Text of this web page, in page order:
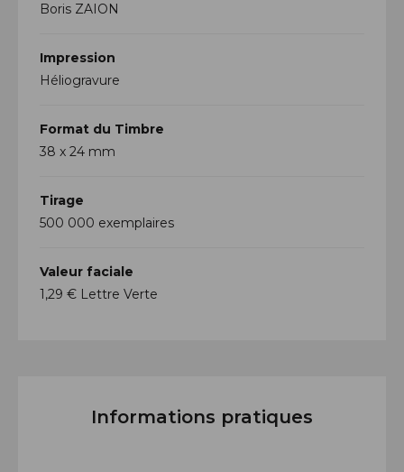
Boris ZAION
Impression
Héliogravure
Format du Timbre
38 x 24 mm
Tirage
500 000 exemplaires
Valeur faciale
1,29 € Lettre Verte
Informations pratiques